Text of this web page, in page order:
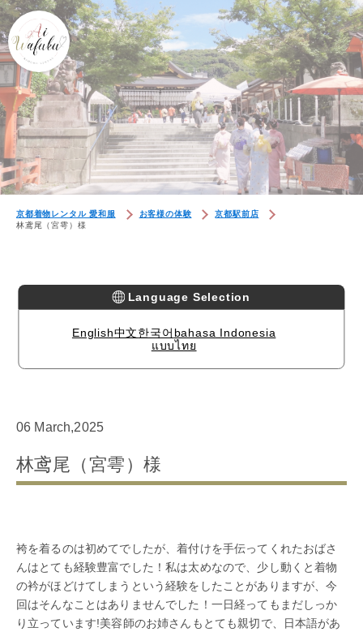
京都着物レンタル 愛和服 お客様の体験
京都駅前店
林鸢尾（宮雩）様
Language Selection
English中文한국어 bahasa Indonesia
แบบไทย
06 March,2025
林鸢尾（宮雩）様
袴を着るのは初めてでしたが、着付けを手伝ってくれたおばさ
んはとても経験豊富でした！私は太めなので、少し動くと着物
の衿がほどけてしまうという経験をしたことがありますが、今
回はそんなことはありませんでした！一日経ってもまだしっか
り立っています!美容師のお姉さんもとても親切で、日本語があ